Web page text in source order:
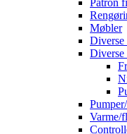
Patron
Møbler
Diverse
Diverse
Varme/